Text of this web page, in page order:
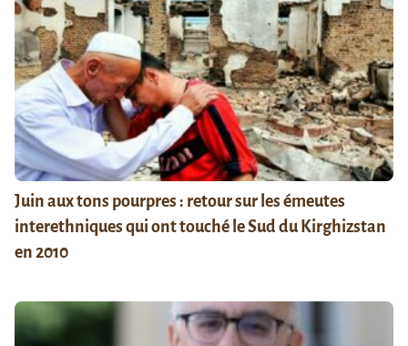
Juin aux tons pourpres : retour sur les émeutes
interethniques qui ont touché le Sud du Kirghizstan
en 2010